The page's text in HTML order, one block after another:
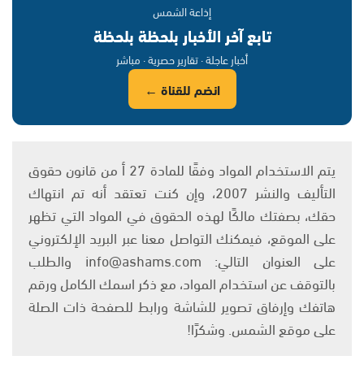
إذاعة الشمس
تابع آخر الأخبار بلحظة بلحظة
أخبار عاجلة · تقارير حصرية · مباشر
انضم للقناة ←
يتم الاستخدام المواد وفقًا للمادة 27 أ من قانون حقوق
التأليف والنشر 2007، وإن كنت تعتقد أنه تم انتهاك
حقك، بصفتك مالكًا لهذه الحقوق في المواد التي تظهر
على الموقع، فيمكنك التواصل معنا عبر البريد الإلكتروني
على العنوان التالي: info@ashams.com والطلب
بالتوقف عن استخدام المواد، مع ذكر اسمك الكامل ورقم
هاتفك وإرفاق تصوير للشاشة ورابط للصفحة ذات الصلة
على موقع الشمس. وشكرًا!